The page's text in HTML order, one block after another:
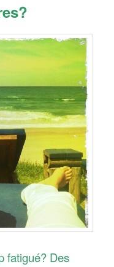
fatigué? Des